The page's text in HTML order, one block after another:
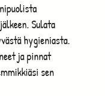
Sulata
hygieniasta.
ja pinnat
sen